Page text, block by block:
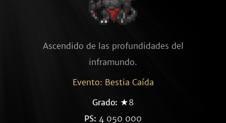
Ascendido de las profundidades del
inframundo.
Evento: Bestia Caída
Grado: ★8
PS: 4 050 000